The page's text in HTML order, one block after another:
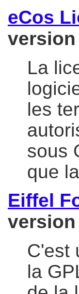
eCos
version
La
les
sous
que
Eiffel
version
C'est
la